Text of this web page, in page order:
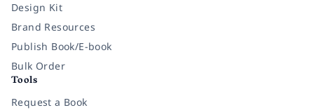
Design Kit
Brand Resources
Publish Book/E-book
Bulk Order
Tools
Request a Book